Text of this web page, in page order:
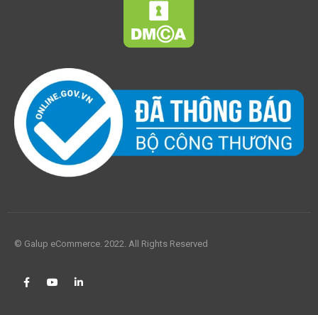
© Galup eCommerce. 2022. All Rights Reserved